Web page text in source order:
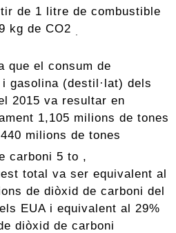
de 1 litre de combustible
kg de CO2 .
que el consum de
gasolina (destil·lat) dels
2015 va resultar en
1,105 milions de tones
440 milions de tones
carboni 5 to ,
total va ser equivalent al
de diòxid de carboni del
EUA i equivalent al 29%
diòxid de carboni